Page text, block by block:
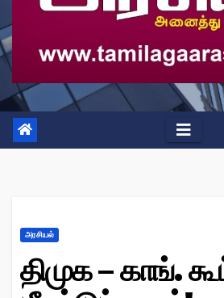
அரசியல்
திமுக – காங்.